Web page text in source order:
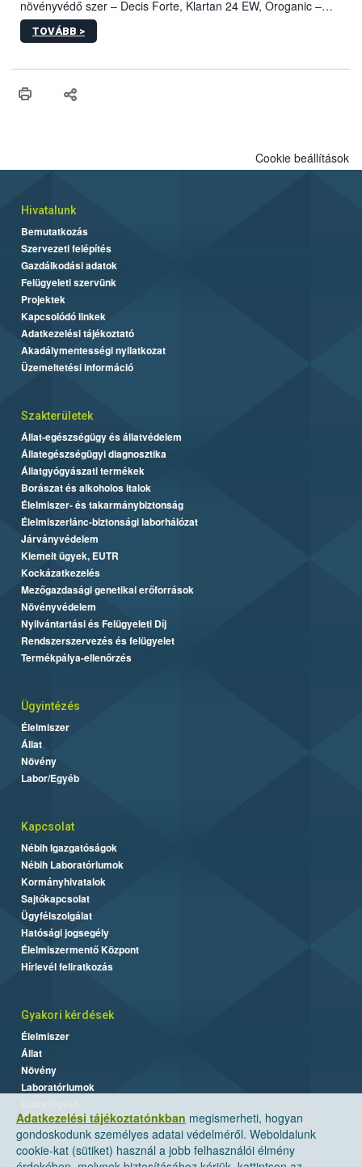
növényvédő szer – Decis Forte, Klartan 24 EW, Oroganic –
engedélyokiratát módosította, így azok a szüretet követően,
egészen a vesszőérettség (BBCH 91) stádiumáig
érésű szőlőkben is legyen lehetőség a károsító elleni további
felhasználók számára is elérhető és ökológiai termesztésben is
TOVÁBB >
Adatkezelési tájékoztatónkban megismerheti, hogyan
gondoskodunk személyes adatai védelméről. Weboldalunk
cookie-kat (sütiket) használ a jobb felhasználói élmény
Cookie beállítások
Hivatalunk
Bemutatkozás
Szervezeti felépítés
Gazdálkodási adatok
Felügyeleti szervünk
Projektek
Kapcsolódó linkek
Adatkezelési tájékoztató
Akadálymentességi nyilatkozat
Üzemeltetési információ
Szakterületek
Állat-egészségügy és állatvédelem
Állategészségügyi diagnosztika
Állatgyógyászati termékek
Borászat és alkoholos italok
Élelmiszer- és takarmánybiztonság
Élelmiszerlánc-biztonsági laborhálózat
Járványvédelem
Kiemelt ügyek, EUTR
Kockázatkezelés
Mezőgazdasági genetikai erőforrások
Növényvédelem
Nyilvántartási és Felügyeleti Díj
Rendszerszervezés és felügyelet
Termékpálya-ellenőrzés
Ügyintézés
Élelmiszer
Állat
Növény
Labor/Egyéb
Kapcsolat
Nébih Igazgatóságok
Nébih Laboratóriumok
Kormányhivatalok
Sajtókapcsolat
Ügyfélszolgálat
Hatósági jogsegély
Élelmiszermentő Központ
Hírlevél feliratkozás
Gyakori kérdések
Élelmiszer
Állat
Növény
Laboratóriumok